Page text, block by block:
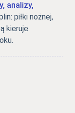
analizy,
piłki nożnej,
kieruje